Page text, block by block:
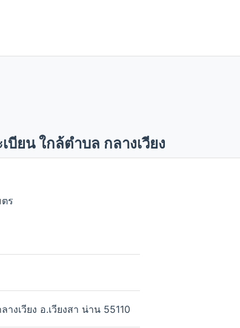
ยน ใกล้ตำบล กลางเวียง
ร
งเวียง อ.เวียงสา น่าน 55110